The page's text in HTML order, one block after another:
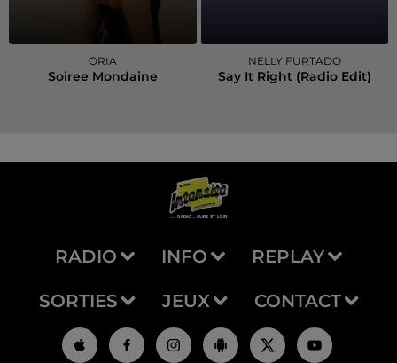
ORIA
Soiree Mondaine
NELLY FURTADO
Say It Right (radio Edit)
RADIO INFO REPLAY
SORTIES JEUX CONTACT